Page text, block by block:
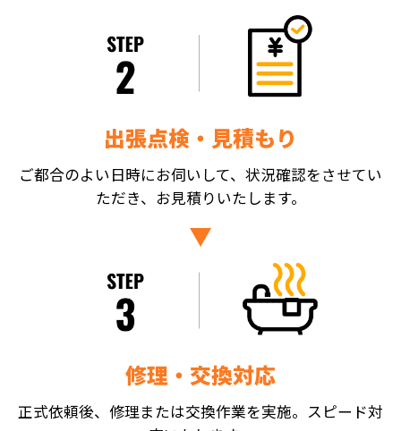
出張点検・見積もり
ご都合のよい日時にお伺いして、状況確認をさせてい
ただき、お見積りいたします。
修理・交換対応
正式依頼後、修理または交換作業を実施。スピード対